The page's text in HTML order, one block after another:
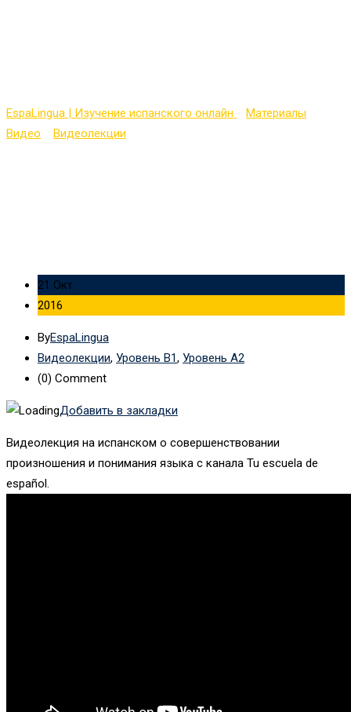
EspaLingua | Изучение испанского онлайн Материалы
Видео
Видеолекции
21 Окт
2016
ByEspaLingua
Видеолекции, Уровень B1, Уровень А2
(0) Comment
Добавить в закладки
Видеолекция на испанском о совершенствовании
произношения и понимания языка с канала Tu escuela de
español.